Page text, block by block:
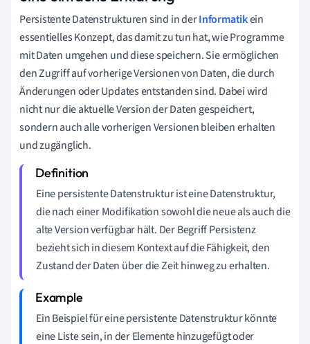
Persistente Datenstrukturen sind in derInformatikein
essentielles Konzept, das damit zu tun hat, wie Programme
mit Daten umgehen und diese speichern. Sie ermöglichen
den Zugriff auf vorherige Versionen von Daten, die durch
Änderungen oder Updates entstanden sind. Dabei wird
nicht nur die aktuelle Version der Daten gespeichert,
sondern auch alle vorherigen Versionen bleiben erhalten
und zugänglich.
Eine persistente Datenstruktur ist eine Datenstruktur,
die nach einer Modifikation sowohl die neue als auch die
alte Version verfügbar hält. Der Begriff Persistenz
bezieht sich in diesem Kontext auf die Fähigkeit, den
Zustand der Daten über die Zeit hinweg zu erhalten.
Ein Beispiel für eine persistente Datenstruktur könnte
eine Liste sein, in der Elemente hinzugefügt oder